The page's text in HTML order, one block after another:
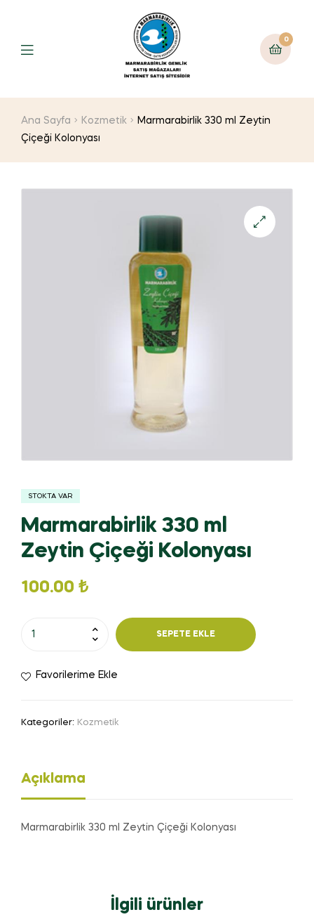
0
Ana Sayfa Kozmetik
Marmarabirlik 330 ml Zeytin
Çiçeği Kolonyası
STOKTA VAR
Marmarabirlik 330 ml
Zeytin Çiçeği Kolonyası
100.00 ₺
SEPETE EKLE
Favorilerime Ekle
Kategoriler: Kozmetik
Açıklama
Marmarabirlik 330 ml Zeytin Çiçeği Kolonyası
İlgili ürünler